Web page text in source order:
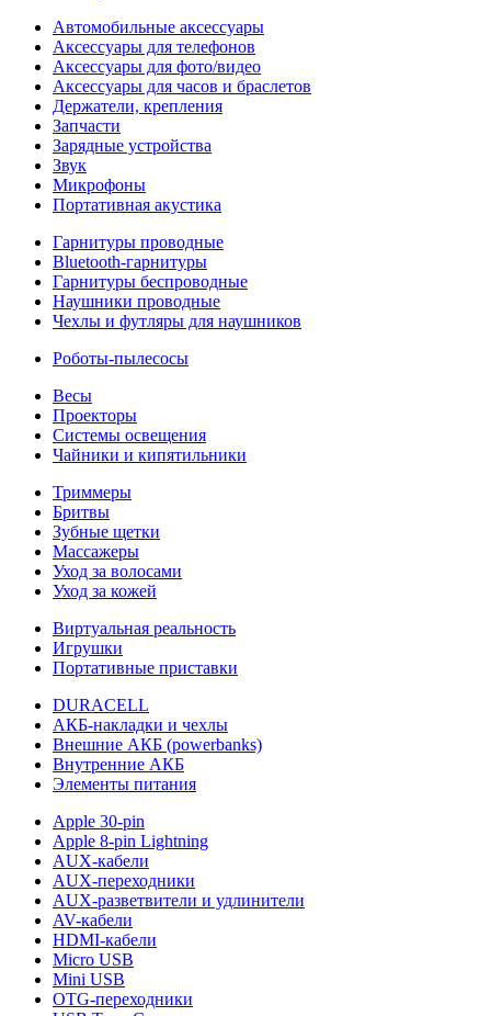
Автомобильные аксессуары
Аксессуары для телефонов
Аксессуары для фото/видео
Аксессуары для часов и браслетов
Держатели, крепления
Запчасти
Зарядные устройства
Звук
Микрофоны
Портативная акустика
Гарнитуры проводные
Bluetooth-гарнитуры
Гарнитуры беспроводные
Наушники проводные
Чехлы и футляры для наушников
Роботы-пылесосы
Весы
Проекторы
Системы освещения
Чайники и кипятильники
Триммеры
Бритвы
Зубные щетки
Массажеры
Уход за волосами
Уход за кожей
Виртуальная реальность
Игрушки
Портативные приставки
DURACELL
АКБ-накладки и чехлы
Внешние АКБ (powerbanks)
Внутренние АКБ
Элементы питания
Apple 30-pin
Apple 8-pin Lightning
AUX-кабели
AUX-переходники
AUX-разветвители и удлинители
AV-кабели
HDMI-кабели
Micro USB
Mini USB
OTG-переходники